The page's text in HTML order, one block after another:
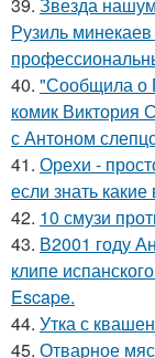
Рузиль
40. "Сообщила о
комик Виктория
с Антоном
41. Орехи -
если знать
42. 10 смузи
43. В2001 году
клипе
Escape.
44. Утка с
45. Отварное